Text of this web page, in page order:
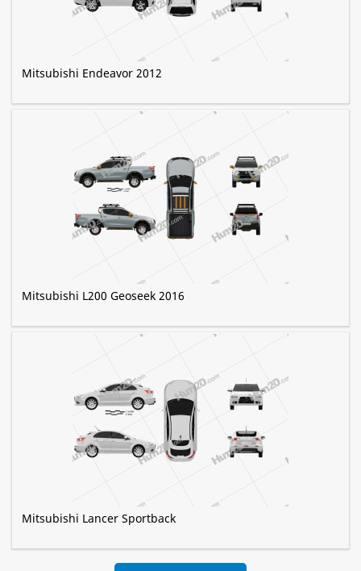
Mitsubishi Endeavor 2012
Mitsubishi L200 Geoseek 2016
Mitsubishi Lancer Sportback